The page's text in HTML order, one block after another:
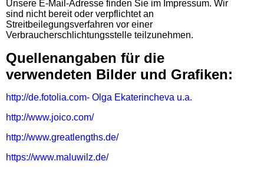
Unsere E-Mail-Adresse finden Sie im Impressum. Wir
sind nicht bereit oder verpflichtet an
Streitbeilegungsverfahren vor einer
Verbraucherschlichtungsstelle teilzunehmen.
Quellenangaben für die
verwendeten Bilder und Grafiken:
http://de.fotolia.com- Olga Ekaterincheva u.a.
http://www.joico.com/
http://www.greatlengths.de/
https://www.maluwilz.de/